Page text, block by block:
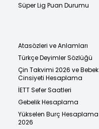
Süper Lig Puan Durumu
Atasözleri ve Anlamları
Türkçe Deyimler Sözlüğü
Çin Takvimi 2026 ve Bebek
Cinsiyeti Hesaplama
İETT Sefer Saatleri
Gebelik Hesaplama
Yükselen Burç Hesaplama
2026